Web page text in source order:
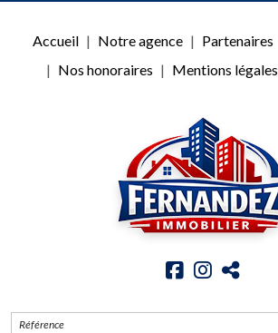
Accueil Notre agence Partenaires
Nos honoraires
Mentions légales